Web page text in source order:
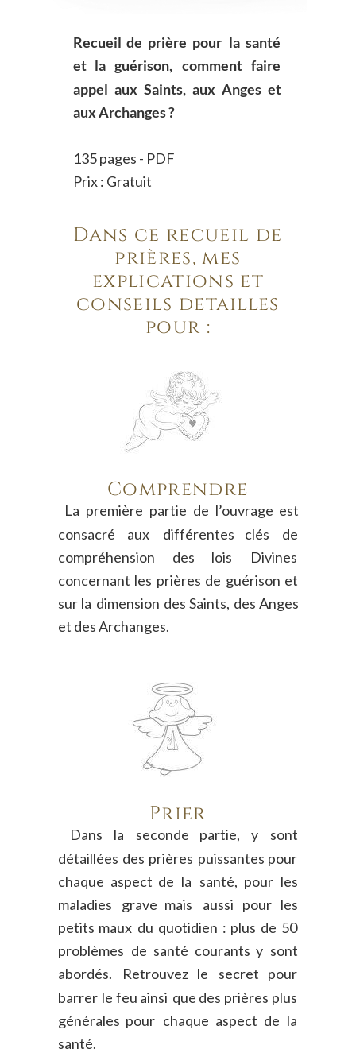
Recueil de prière pour la santé
et la guérison, comment faire
appel aux Saints, aux Anges et
aux Archanges ?
135 pages - PDF
Prix : Gratuit
Dans ce recueil de
prières, mes
explications et
conseils détaillés
pour :
Comprendre
La première partie de l’ouvrage est
consacré
aux différentes clés
de
compréhension
des lois
Divines
concernant les prières de guérison et
sur la dimension des Saints, des Anges
et des Archanges.
Prier
Dans la seconde partie, y
sont
détaillées des prières puissantes pour
chaque aspect de la santé, pour les
maladies
grave mais aussi pour les
petits maux du quotidien : plus de 50
problèmes de santé courants y sont
abordés.
Retrouvez le secret pour
barrer le feu ainsi que des prières plus
générales pour chaque aspect de la
santé.